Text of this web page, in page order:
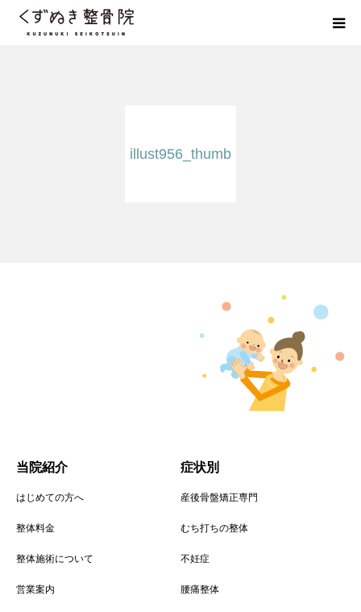
illust956_thumb
当院紹介
はじめての方へ
整体料金
整体施術について
営業案内
症状別
産後骨盤矯正専門
むち打ちの整体
不妊症
腰痛整体